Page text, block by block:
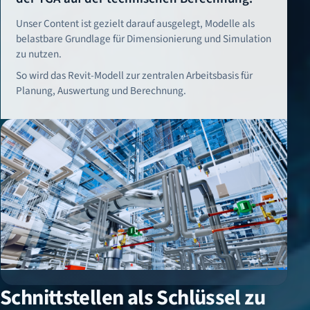
Unser Content ist gezielt darauf ausgelegt, Modelle als
belastbare Grundlage für Dimensionierung und Simulation
zu nutzen.
So wird das Revit-Modell zur zentralen Arbeitsbasis für
Planung, Auswertung und Berechnung.
Schnittstellen als Schlüssel zu